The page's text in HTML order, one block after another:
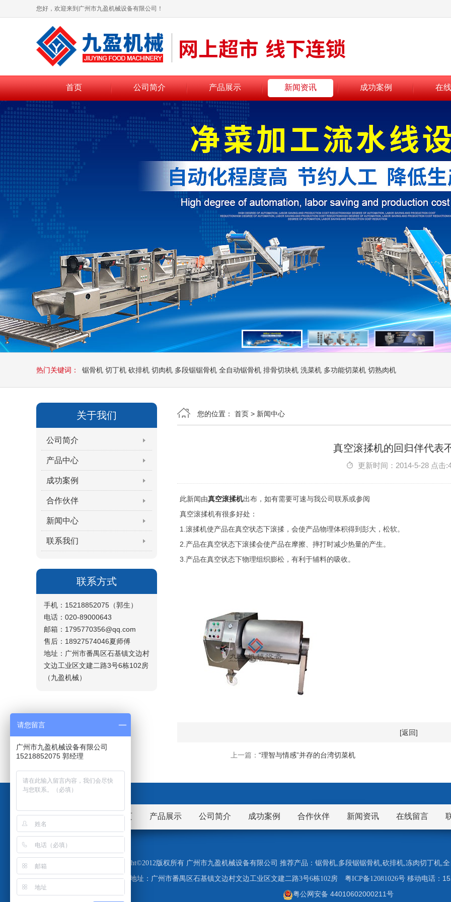
您好，欢迎来到广州市九盈机械设备有限公司！
首页 公司简介 产品展示 新闻资讯 成功案例 在
热门关键词： 锯骨机 切丁机 砍排机 切肉机 多段锯锯骨机 全自动锯骨机 排骨切块机 洗菜机 多功能切菜机 切熟肉机
关于我们
公司简介
产品中心
成功案例
合作伙伴
新闻中心
联系我们
联系方式
手机：15218852075（郭生）
电话：020-89000643
邮箱：1795770356@qq.com
售后：18927574046夏师傅
地址：广州市番禺区石基镇文边村
文边工业区文建二路3号6栋102房
（九盈机械）
您的位置： 首页 > 新闻中心
真空滚揉机的回归伴代表
更新时间：2014-5-28 点击
此新闻由真空滚揉机出布，如有需要可速与我公司联系或参阅
真空滚揉机有很多好处：
1.滚揉机使产品在真空状态下滚揉，会使产品物理体积得到彭大，松软。
2.产品在真空状态下滚揉会使产品在摩擦、摔打时减少热量的产生。
3.产品在真空状态下物理组织膨松，有利于辅料的吸收。
[返回]
上一篇： “理智与情感”并存的台湾切菜机
网站首页 产品展示 公司简介 成功案例 合作伙伴 新闻资讯 在线留言
Copyright©2012版权所有 广州市九盈机械设备有限公司 推荐产品： 锯骨机,多段锯锯骨机,砍排机,冻肉切丁机,
地址：广州市番禺区石基镇文边村文边工业区文建二路3号6栋102房 粤ICP备12081026号移动电话：
粤公网安备 44010602000211号
请您留言
广州市九盈机械设备有限公司
15218852075 郭经理